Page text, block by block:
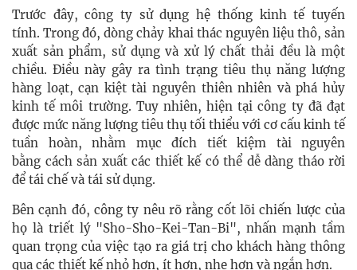
Trước đây, công ty sử dụng hệ thống kinh tế tuyến
tính. Trong đó, dòng chảy khai thác nguyên liệu thô, sản
xuất sản phẩm, sử dụng và xử lý chất thải đều là một
chiều. Điều này gây ra tình trạng tiêu thụ năng lượng
hàng loạt, cạn kiệt tài nguyên thiên nhiên và phá hủy
kinh tế môi trường. Tuy nhiên, hiện tại công ty đã đạt
được mức năng lượng tiêu thụ tối thiểu với cơ cấu kinh tế
tuần hoàn, nhằm mục đích tiết kiệm tài nguyên
bằng cách sản xuất các thiết kế có thể dễ dàng tháo rời
để tái chế và tái sử dụng.
Bên cạnh đó, công ty nêu rõ rằng cốt lõi chiến lược của
họ là triết lý "Sho-Sho-Kei-Tan-Bi", nhấn mạnh tầm
quan trọng của việc tạo ra giá trị cho khách hàng thông
qua các thiết kế nhỏ hơn, ít hơn, nhẹ hơn và ngắn hơn.